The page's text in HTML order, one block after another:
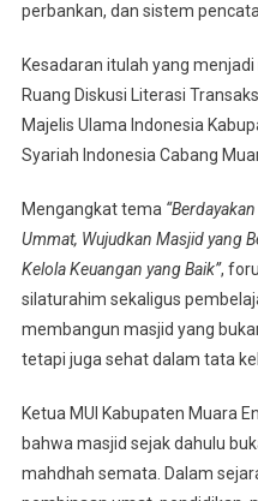
perbankan, dan sistem
Kesadaran itulah yang
Ruang Diskusi Literasi
Majelis Ulama Indonesia
Syariah Indonesia Cabang
Mengangkat tema
Ummat, Wujudkan Masjid yang
Kelola Keuangan yang Baik”,
silaturahim sekaligus
membangun masjid yang
tetapi juga sehat dalam tata
Ketua MUI Kabupaten Muara
bahwa masjid sejak dahulu
mahdhah semata. Dalam